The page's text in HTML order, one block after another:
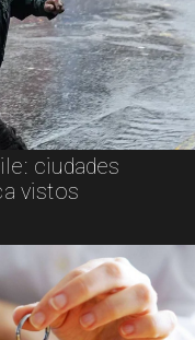
ciudades
vistos